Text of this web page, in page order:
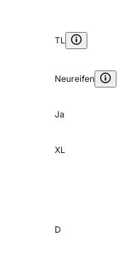
TL
Neureifen
Ja
XL
D